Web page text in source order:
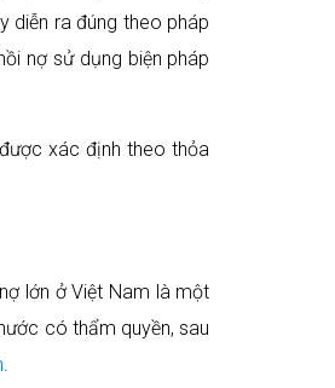
diễn ra đúng theo pháp
nợ sử dụng biện pháp
xác định theo thỏa
lớn ở Việt Nam là một
có thẩm quyền, sau
.